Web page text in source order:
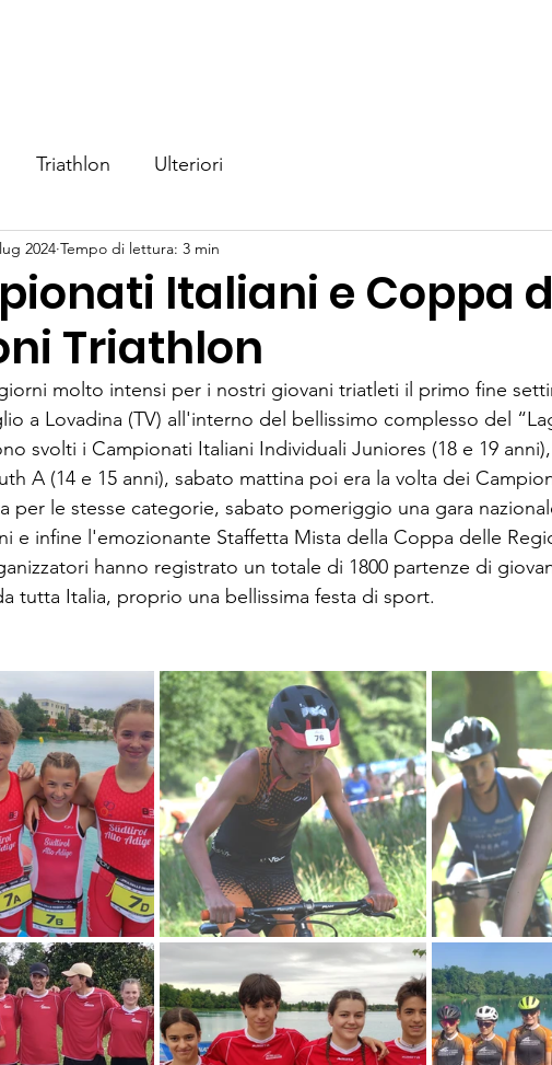
Triathlon Ulteriori
Italiani e Coppa
Triathlon
2024 Tempo di lettura: 3 min
molto intensi per i nostri giovani triatleti il primo fine
a Lovadina (TV) all'interno del bellissimo complesso del
svolti i Campionati Italiani Individuali Juniores (18 e 19
A (14 e 15 anni), sabato mattina poi era la volta dei
per le stesse categorie, sabato pomeriggio una gara
e infine l'emozionante Staffetta Mista della Coppa delle
hanno registrato un totale di 1800 partenze di
tutta Italia, proprio una bellissima festa di sport.